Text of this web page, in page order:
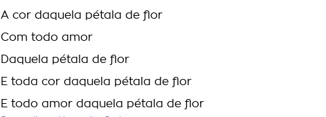
A cor daquela pétala de flor
Com todo amor
Daquela pétala de flor
E toda cor daquela pétala de flor
E todo amor daquela pétala de flor